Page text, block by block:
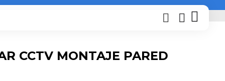
CCTV MONTAJE PARED